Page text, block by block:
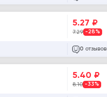
5.27 ₽
7.29 -28%
0 отзывов
5.40 ₽
8.10 -33%